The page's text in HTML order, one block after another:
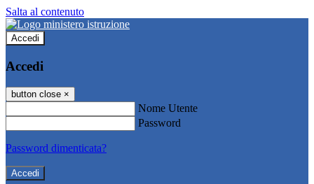
Salta al contenuto
Accedi
Accedi
button close ×
Nome Utente
Password
Password dimenticata?